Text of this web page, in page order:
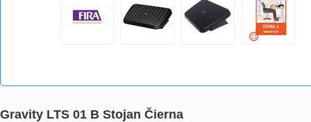
Gravity LTS 01 B Stojan Čierna